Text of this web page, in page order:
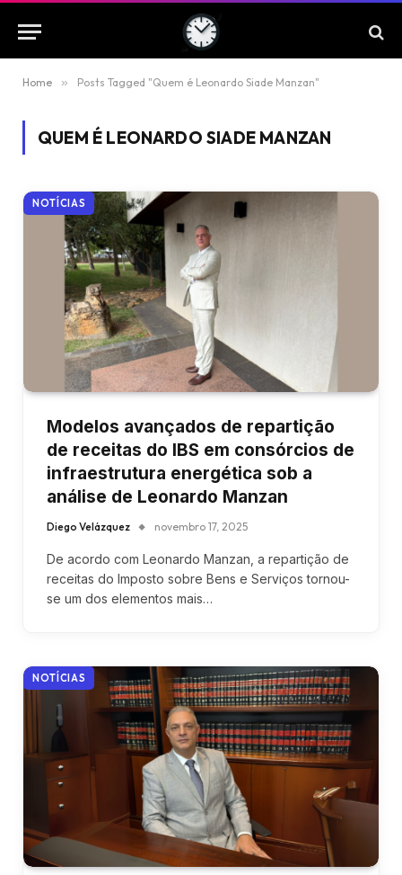
Home » Posts Tagged "Quem é Leonardo Siade Manzan"
QUEM É LEONARDO SIADE MANZAN
NOTÍCIAS
Modelos avançados de repartição
de receitas do IBS em consórcios de
infraestrutura energética sob a
análise de Leonardo Manzan
Diego Velázquez novembro 17, 2025
De acordo com Leonardo Manzan, a repartição de
receitas do Imposto sobre Bens e Serviços tornou-
se um dos elementos mais…
NOTÍCIAS